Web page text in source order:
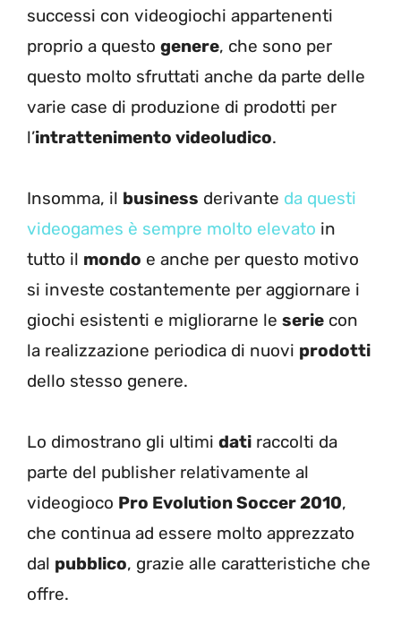
successi con videogiochi appartenenti
proprio a questo genere, che sono per
questo molto sfruttati anche da parte delle
varie case di produzione di prodotti per
l’intrattenimento videoludico.
Insomma, il business derivante da questi
videogames è sempre molto elevato in
tutto il mondo e anche per questo motivo
si investe costantemente per aggiornare i
giochi esistenti e migliorarne le serie con
la realizzazione periodica di nuovi prodotti
dello stesso genere.
Lo dimostrano gli ultimi dati raccolti da
parte del publisher relativamente al
videogioco Pro Evolution Soccer 2010,
che continua ad essere molto apprezzato
dal pubblico, grazie alle caratteristiche che
offre.